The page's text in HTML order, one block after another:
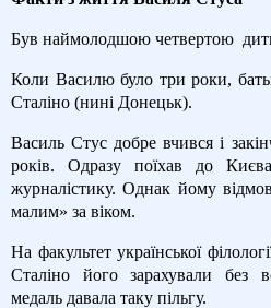
Був наймолодшою четвертою
Коли Василю було три роки,
Сталіно (нині Донецьк).
Василь Стус добре вчився і
років. Одразу поїхав до
журналістику. Однак йому
малим» за віком.
На факультет української
Сталіно його зарахували без
медаль давала таку пільгу.